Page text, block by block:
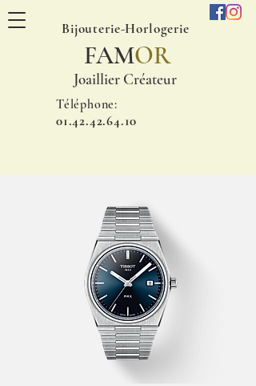
Bijouterie-Horlogerie
FAMOR
Joaillier Créateur
Téléphone:
01.42.42.64.10